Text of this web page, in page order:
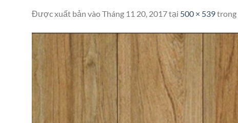
Được xuất bản vàoTháng 11 20, 2017tại 500 × 539trong